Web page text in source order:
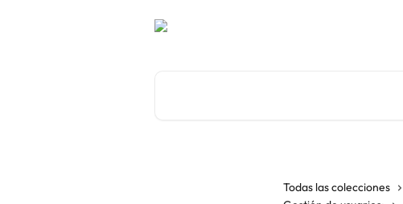
Todas las colecciones